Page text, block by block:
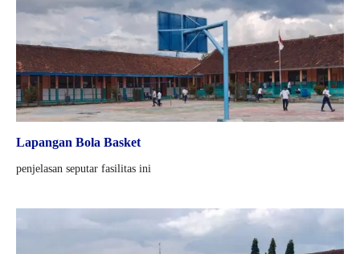
Lapangan Bola Basket
penjelasan seputar fasilitas ini